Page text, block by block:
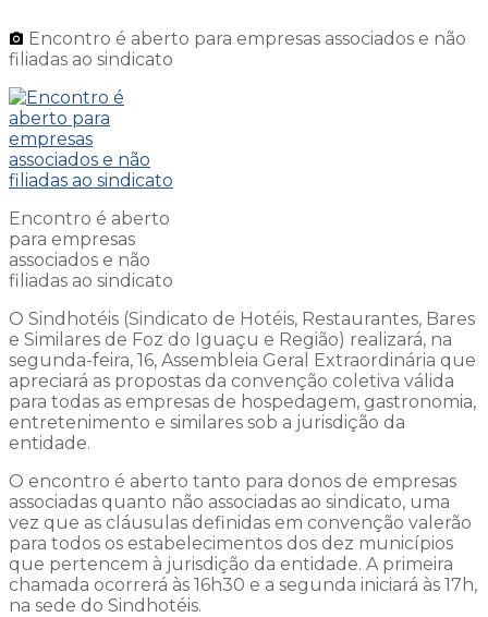
Encontro é aberto para empresas associados e não
filiadas ao sindicato
Encontro é aberto
para empresas
associados e não
filiadas ao sindicato
O Sindhotéis (Sindicato de Hotéis, Restaurantes, Bares
e Similares de Foz do Iguaçu e Região) realizará, na
segunda-feira, 16, Assembleia Geral Extraordinária que
apreciará as propostas da convenção coletiva válida
para todas as empresas de hospedagem, gastronomia,
entretenimento e similares sob a jurisdição da
entidade.
O encontro é aberto tanto para donos de empresas
associadas quanto não associadas ao sindicato, uma
vez que as cláusulas definidas em convenção valerão
para todos os estabelecimentos dos dez municípios
que pertencem à jurisdição da entidade. A primeira
chamada ocorrerá às 16h30 e a segunda iniciará às 17h,
na sede do Sindhotéis.